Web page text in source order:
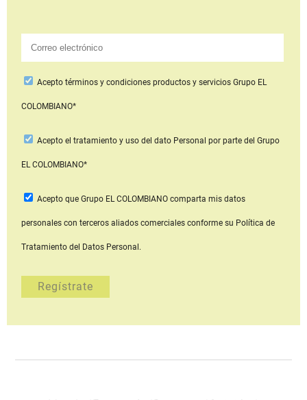
Aceptotérminos y condiciones productos y serviciosGrupo EL
COLOMBIANO*
Acepto el tratamiento y uso del dato Personal por parte del Grupo
EL COLOMBIANO*
Acepto que Grupo EL COLOMBIANOcomparta mis datos
personales con terceros aliados comerciales conforme su Política de
Tratamiento del Datos Personal.